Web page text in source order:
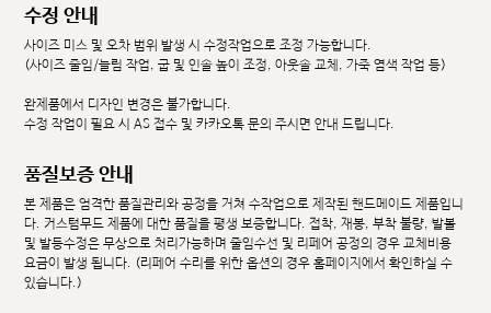
수정 안내
사이즈 미스 및 오차 범위 발생 시 수정작업으로 조정 가능합니다.
(사이즈 줄임/늘림 작업, 굽 및 인솔 높이 조정, 아웃솔 교체, 가죽 염색 작업 등)
완제품에서 디자인 변경은 불가합니다.
수정 작업이 필요 시 AS 접수 및 카카오톡 문의 주시면 안내 드립니다.
품질보증 안내
본 제품은 엄격한 품질관리와 공정을 거쳐 수작업으로 제작된 핸드메이드 제품입니
다. 커스텀무드 제품에 대한 품질을 평생 보증합니다. 접착, 재봉, 부착 불량, 발볼
및 발등수정은 무상으로 처리가능하며 줄임수선 및 리페어 공정의 경우 교체비용
요금이 발생 됩니다. (리페어 수리를 위한 옵션의 경우 홈페이지에서 확인하실 수
있습니다.)